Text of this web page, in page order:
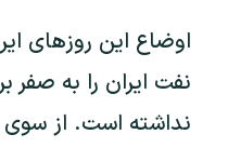
اوضاع این ‌روزهای
نفت ایران را به
نداشته است. از سوی